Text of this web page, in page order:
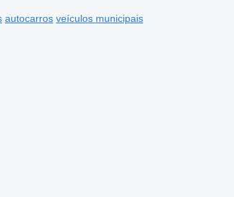
autocarros veículos municipais